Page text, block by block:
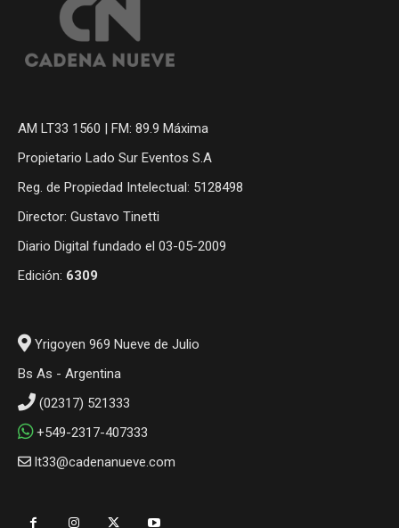
AM LT33 1560 | FM: 89.9 Máxima
Propietario Lado Sur Eventos S.A
Reg. de Propiedad Intelectual: 5128498
Director: Gustavo Tinetti
Diario Digital fundado el 03-05-2009
Edición: 6309
Yrigoyen 969 Nueve de Julio
Bs As - Argentina
(02317) 521333
+549-2317-407333
lt33@cadenanueve.com